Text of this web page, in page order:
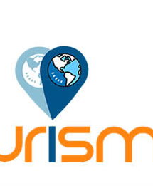
Pesquisar: